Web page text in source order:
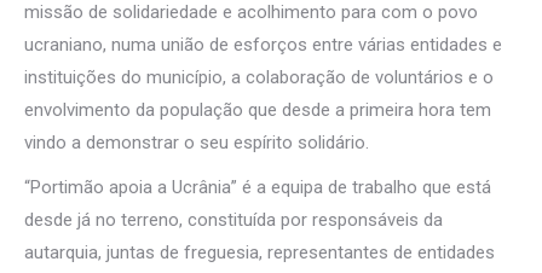
missão de solidariedade e acolhimento para com o povo
ucraniano, numa união de esforços entre várias entidades e
instituições do município, a colaboração de voluntários e o
envolvimento da população que desde a primeira hora tem
vindo a demonstrar o seu espírito solidário.
“Portimão apoia a Ucrânia” é a equipa de trabalho que está
desde já no terreno, constituída por responsáveis da
autarquia, juntas de freguesia, representantes de entidades